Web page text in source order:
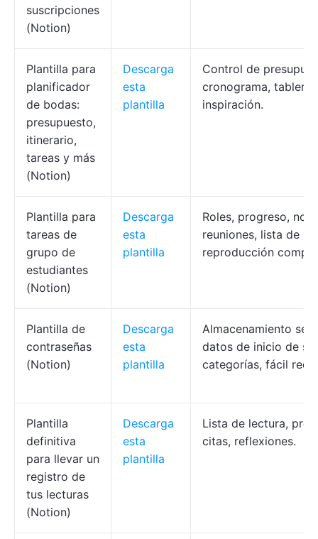
suscripciones
(Notion)
Plantilla para
planificador
de bodas:
presupuesto,
itinerario,
tareas y más
(Notion)
Descarga
esta
plantilla
Control de
cronograma, tablero
inspiración.
Plantilla para
tareas de
grupo de
estudiantes
(Notion)
Descarga
esta
plantilla
Roles, progreso,
reuniones, lista de
reproducción
Plantilla de
contraseñas
(Notion)
Descarga
esta
plantilla
Almacenamiento
datos de inicio de
categorías, fácil
Plantilla
definitiva
para llevar un
registro de
tus lecturas
(Notion)
Descarga
esta
plantilla
Lista de lectura,
citas, reflexiones.